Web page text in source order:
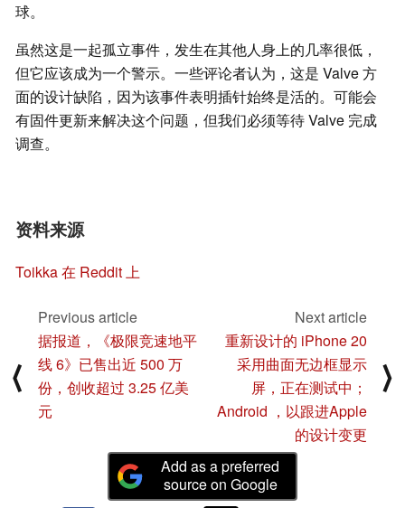
球。
虽然这是一起孤立事件，发生在其他人身上的几率很低，
但它应该成为一个警示。一些评论者认为，这是 Valve 方
面的设计缺陷，因为该事件表明插针始终是活的。可能会
有固件更新来解决这个问题，但我们必须等待 Valve 完成
调查。
资料来源
Toikka 在 Reddit 上
⟨
Previous article
据报道，《极限竞速地平
线 6》已售出近 500 万
份，创收超过 3.25 亿美
元
Next article
重新设计的 iPhone 20
采用曲面无边框显示
屏，正在测试中；
Android ，以跟进Apple
的设计变更
⟩
Add as a preferred
source on Google